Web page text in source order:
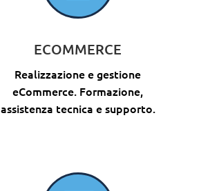
ECOMMERCE
Realizzazione e gestione
eCommerce. Formazione,
assistenza tecnica e supporto.